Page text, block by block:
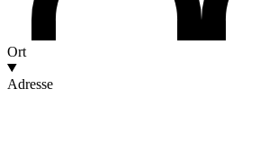
Ort
Adresse